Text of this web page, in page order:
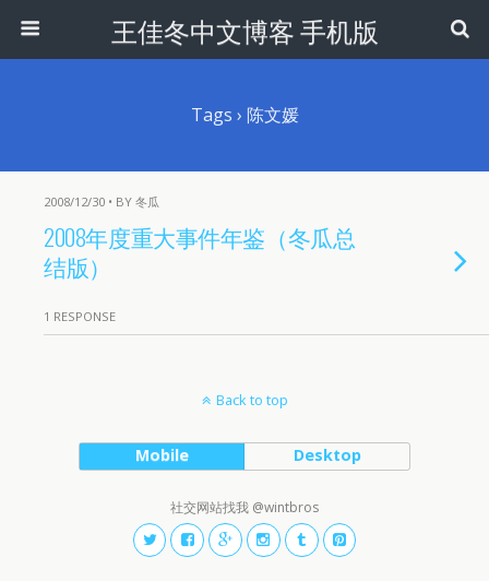
王佳冬中文博客 手机版
Tags › 陈文媛
2008/12/30 • BY 冬瓜
2008年度重大事件年鉴（冬瓜总
结版）
1 RESPONSE
Back to top
Mobile Desktop
社交网站找我 @wintbros